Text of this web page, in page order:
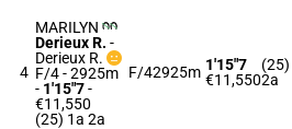
4
MARILYN
Derieux R. -
Derieux R.
F/4 - 2925m
- 1'15"7-
€11,550
(25) 1a 2a
F/42925m 1'15"7
€11,550
(25)
2a